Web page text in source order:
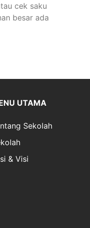
cek saku
besar ada
UTAMA
Sekolah
& Visi